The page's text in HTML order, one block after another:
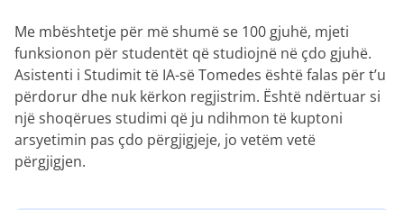
Me mbështetje për më shumë se 100 gjuhë, mjeti
funksionon për studentët që studiojnë në çdo gjuhë.
Asistenti i Studimit të IA-së Tomedes është falas për t’u
përdorur dhe nuk kërkon regjistrim. Është ndërtuar si
një shoqërues studimi që ju ndihmon të kuptoni
arsyetimin pas çdo përgjigjeje, jo vetëm vetë
përgjigjen.